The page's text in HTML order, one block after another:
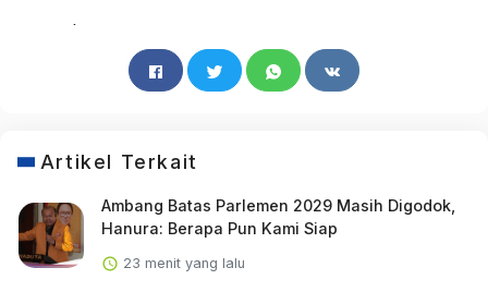
Artikel Terkait
Ambang Batas Parlemen 2029 Masih Digodok,
Hanura: Berapa Pun Kami Siap
23 menit yang lalu